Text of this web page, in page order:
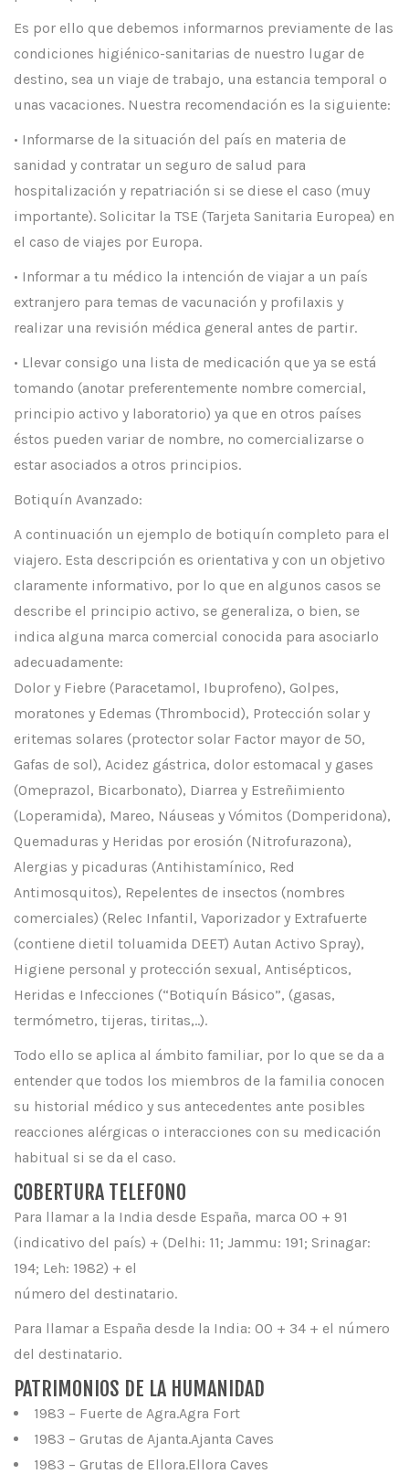
Es por ello que debemos informarnos previamente de las
condiciones higiénico-sanitarias de nuestro lugar de
destino, sea un viaje de trabajo, una estancia temporal o
unas vacaciones. Nuestra recomendación es la siguiente:
• Informarse de la situación del país en materia de
sanidad y contratar un seguro de salud para
hospitalización y repatriación si se diese el caso (muy
importante). Solicitar la TSE (Tarjeta Sanitaria Europea) en
el caso de viajes por Europa.
• Informar a tu médico la intención de viajar a un país
extranjero para temas de vacunación y profilaxis y
realizar una revisión médica general antes de partir.
• Llevar consigo una lista de medicación que ya se está
tomando (anotar preferentemente nombre comercial,
principio activo y laboratorio) ya que en otros países
éstos pueden variar de nombre, no comercializarse o
estar asociados a otros principios.
Botiquín Avanzado:
A continuación un ejemplo de botiquín completo para el
viajero. Esta descripción es orientativa y con un objetivo
claramente informativo, por lo que en algunos casos se
describe el principio activo, se generaliza, o bien, se
indica alguna marca comercial conocida para asociarlo
adecuadamente:
Dolor y Fiebre (Paracetamol, Ibuprofeno), Golpes,
moratones y Edemas (Thrombocid), Protección solar y
eritemas solares (protector solar Factor mayor de 50,
Gafas de sol), Acidez gástrica, dolor estomacal y gases
(Omeprazol, Bicarbonato), Diarrea y Estreñimiento
(Loperamida), Mareo, Náuseas y Vómitos (Domperidona),
Quemaduras y Heridas por erosión (Nitrofurazona),
Alergias y picaduras (Antihistamínico, Red
Antimosquitos), Repelentes de insectos (nombres
comerciales) (Relec Infantil, Vaporizador y Extrafuerte
(contiene dietil toluamida DEET) Autan Activo Spray),
Higiene personal y protección sexual, Antisépticos,
Heridas e Infecciones (“Botiquín Básico”, (gasas,
termómetro, tijeras, tiritas,..).
Todo ello se aplica al ámbito familiar, por lo que se da a
entender que todos los miembros de la familia conocen
su historial médico y sus antecedentes ante posibles
reacciones alérgicas o interacciones con su medicación
habitual si se da el caso.
COBERTURA TELEFONO
Para llamar a la India desde España, marca 00 + 91
(indicativo del país) + (Delhi: 11; Jammu: 191; Srinagar:
194; Leh: 1982) + el
número del destinatario.
Para llamar a España desde la India: 00 + 34 + el número
del destinatario.
PATRIMONIOS DE LA HUMANIDAD
1983 – Fuerte de Agra.Agra Fort
1983 – Grutas de Ajanta.Ajanta Caves
1983 – Grutas de Ellora.Ellora Caves